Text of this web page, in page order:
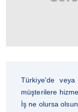
Türkiye'de veya
müşterilere
İş ne olursa